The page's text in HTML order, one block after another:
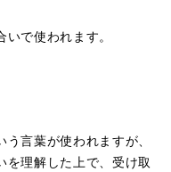
で使われます。
言葉が使われますが、
を理解した上で、受け取